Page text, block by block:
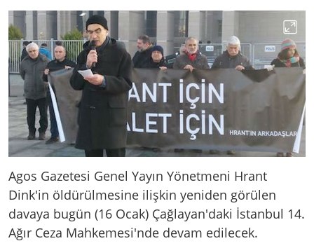
Agos Gazetesi Genel Yayın Yönetmeni Hrant
Dink'in öldürülmesine ilişkin yeniden görülen
davaya bugün (16 Ocak) Çağlayan'daki İstanbul 14.
Ağır Ceza Mahkemesi'nde devam edilecek.